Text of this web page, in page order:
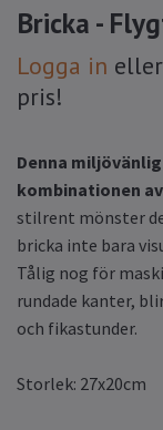
Bricka -
Logga in eller
pris!
Denna
kombinationen
stilrent mönster
bricka inte bara
Tålig nog för
rundade kanter,
och fikastunder.
Storlek: 27x20cm